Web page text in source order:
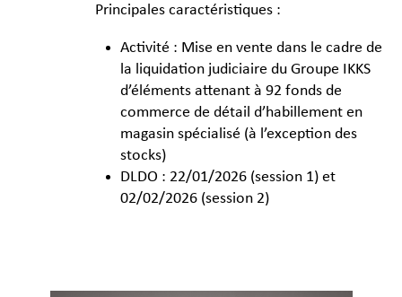
Principales caractéristiques :
Activité : Mise en vente dans le cadre de
la liquidation judiciaire du Groupe IKKS
d’éléments attenant à 92 fonds de
commerce de détail d’habillement en
magasin spécialisé (à l’exception des
stocks)
DLDO : 22/01/2026 (session 1) et
02/02/2026 (session 2)